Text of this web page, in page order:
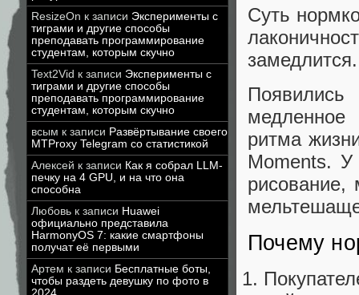
ResizeOn к записи Эксперименты с
тиграми и другие способы
преподавать программирование
студентам, которым скучно
Text2Vid к записи Эксперименты с
тиграми и другие способы
преподавать программирование
студентам, которым скучно
всым к записи Развёртывание своего
MTProxy Telegram со статистикой
Алексей к записи Как я собрал LLM-
печку на 4 GPU, и на что она
способна
Любовь к записи Huawei
официально представила
HarmonyOS 7: какие смартфоны
получат её первыми
Артем к записи Бесплатные боты,
чтобы раздеть девушку по фото в
Суть
замедлится.
медленное
ритма
Moments. У
Почему